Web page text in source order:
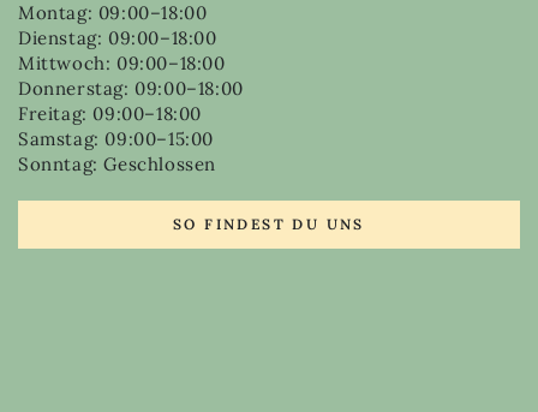
Montag: 09:00–18:00
Dienstag: 09:00–18:00
Mittwoch: 09:00–18:00
Donnerstag: 09:00–18:00
Freitag: 09:00–18:00
Samstag: 09:00–15:00
Sonntag: Geschlossen
SO FINDEST DU UNS